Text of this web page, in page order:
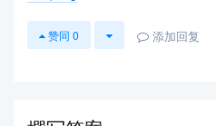
赞同 0 添加回复